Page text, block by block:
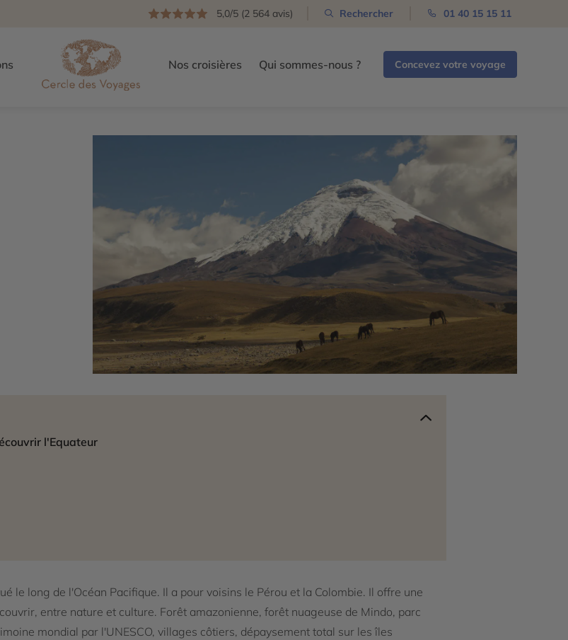
5,0/5 (2 564 avis) Rechercher 01 40 15 15 11
Nos croisières Qui sommes-nous ? Concevez votre voyage
l'Equateur
le long de l'Océan Pacifique. Il a pour voisins le Pérou et la Colombie. Il offre une
entre nature et culture. Forêt amazonienne, forêt nuageuse de Mindo, parc
mondial par l'UNESCO, villages côtiers, dépaysement total sur les îles